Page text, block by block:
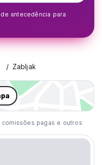
antecedência para
Zabljak
pagas e outros